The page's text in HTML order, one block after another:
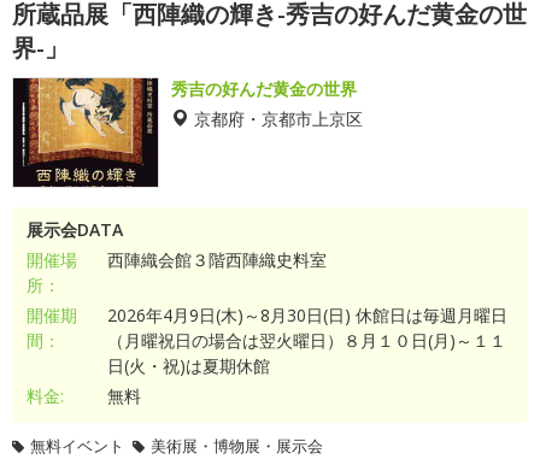
所蔵品展「西陣織の輝き-秀吉の好んだ黄金の世
界-」
秀吉の好んだ黄金の世界
京都府・京都市上京区
展示会DATA
開催場
所：
西陣織会館３階西陣織史料室
開催期
間：
2026年4月9日(木)～8月30日(日) 休館日は毎週月曜日
（月曜祝日の場合は翌火曜日）８月１０日(月)～１１
日(火・祝)は夏期休館
料金:
無料
無料イベント 美術展・博物展・展示会